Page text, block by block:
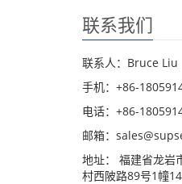
联系我们
联系人：Bruce Liu
手机：+86-
电话：+86-
邮箱：
地址： 福建省龙岩
村西陂路89号1幢